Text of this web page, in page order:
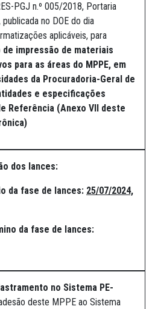
PGJ n.º 005/2018, Portaria
no DOE do dia
aplicáveis, para
impressão de materiais
para as áreas do MPPE, em
da Procuradoria-Geral de
e especificações
Referência (Anexo VII deste
dos lances:
da fase de lances: 25/07/2024,
da fase de lances:
no Sistema PE-
deste MPPE ao Sistema